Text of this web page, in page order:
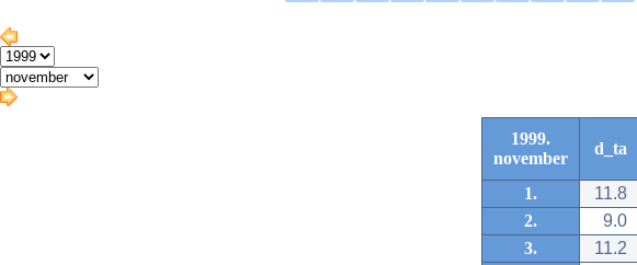
1999.
november
d_ta
1. 11.8
2.
9.0
3.
11.2